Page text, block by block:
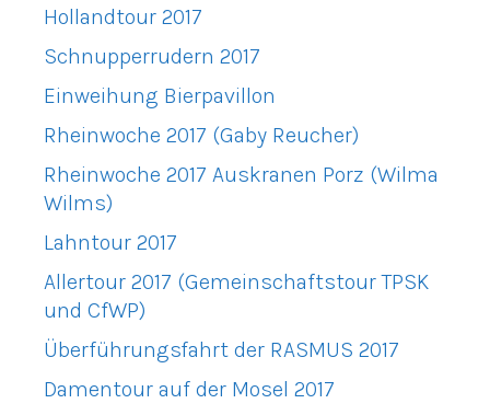
Hollandtour 2017
Schnupperrudern 2017
Einweihung Bierpavillon
Rheinwoche 2017 (Gaby Reucher)
Rheinwoche 2017 Auskranen Porz (Wilma
Wilms)
Lahntour 2017
Allertour 2017 (Gemeinschaftstour TPSK
und CfWP)
Überführungsfahrt der RASMUS 2017
Damentour auf der Mosel 2017